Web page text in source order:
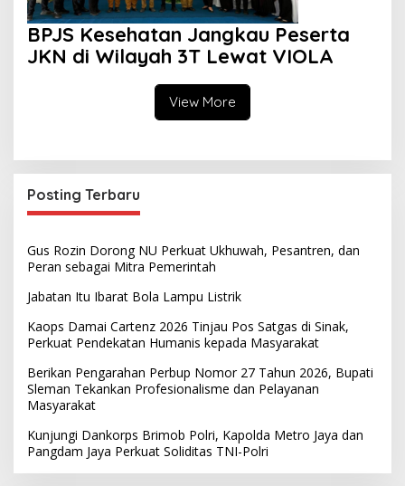
BPJS Kesehatan Jangkau Peserta
JKN di Wilayah 3T Lewat VIOLA
View More
Posting Terbaru
Gus Rozin Dorong NU Perkuat Ukhuwah, Pesantren, dan
Peran sebagai Mitra Pemerintah
Jabatan Itu Ibarat Bola Lampu Listrik
Kaops Damai Cartenz 2026 Tinjau Pos Satgas di Sinak,
Perkuat Pendekatan Humanis kepada Masyarakat
Berikan Pengarahan Perbup Nomor 27 Tahun 2026, Bupati
Sleman Tekankan Profesionalisme dan Pelayanan
Masyarakat
Kunjungi Dankorps Brimob Polri, Kapolda Metro Jaya dan
Pangdam Jaya Perkuat Soliditas TNI-Polri